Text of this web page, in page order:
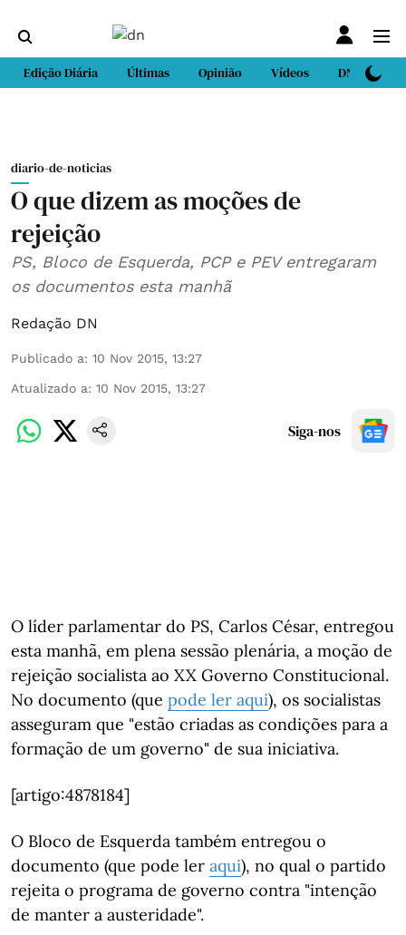
Edição Diária Últimas Opinião Vídeos DN Sport
diario-de-noticias
O que dizem as moções de
rejeição
PS, Bloco de Esquerda, PCP e PEV entregaram
os documentos esta manhã
Redação DN
Publicado a: 10 Nov 2015, 13:27
Atualizado a: 10 Nov 2015, 13:27
Siga-nos
O líder parlamentar do PS, Carlos César, entregou
esta manhã, em plena sessão plenária, a moção de
rejeição socialista ao XX Governo Constitucional.
No documento (que pode ler aqui), os socialistas
asseguram que "estão criadas as condições para a
formação de um governo" de sua iniciativa.
[artigo:4878184]
O Bloco de Esquerda também entregou o
documento (que pode ler aqui), no qual o partido
rejeita o programa de governo contra "intenção
de manter a austeridade".